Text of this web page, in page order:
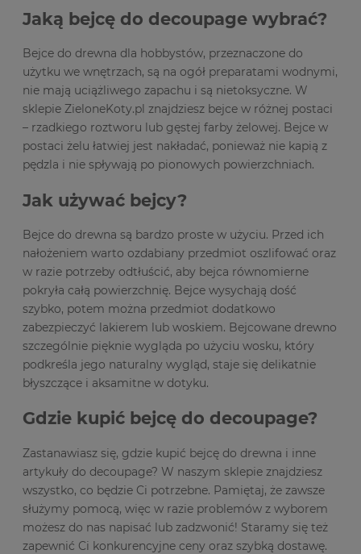
Jaką bejcę do decoupage wybrać?
Bejce do drewna dla hobbystów, przeznaczone do
użytku we wnętrzach, są na ogół preparatami wodnymi,
nie mają uciążliwego zapachu i są nietoksyczne. W
sklepie ZieloneKoty.pl znajdziesz bejce w różnej postaci
– rzadkiego roztworu lub gęstej farby żelowej. Bejce w
postaci żelu łatwiej jest nakładać, ponieważ nie kapią z
pędzla i nie spływają po pionowych powierzchniach.
Jak używać bejcy?
Bejce do drewna są bardzo proste w użyciu. Przed ich
nałożeniem warto ozdabiany przedmiot oszlifować oraz
w razie potrzeby odtłuścić, aby bejca równomierne
pokryła całą powierzchnię. Bejce wysychają dość
szybko, potem można przedmiot dodatkowo
zabezpieczyć lakierem lub woskiem. Bejcowane drewno
szczególnie pięknie wygląda po użyciu wosku, który
podkreśla jego naturalny wygląd, staje się delikatnie
błyszczące i aksamitne w dotyku.
Gdzie kupić bejcę do decoupage?
Zastanawiasz się, gdzie kupić bejcę do drewna i inne
artykuły do decoupage? W naszym sklepie znajdziesz
wszystko, co będzie Ci potrzebne. Pamiętaj, że zawsze
służymy pomocą, więc w razie problemów z wyborem
możesz do nas napisać lub zadzwonić! Staramy się też
zapewnić Ci konkurencyjne ceny oraz szybką dostawę.